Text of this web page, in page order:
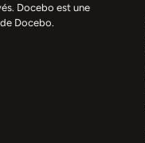
Docebo est une
Docebo.